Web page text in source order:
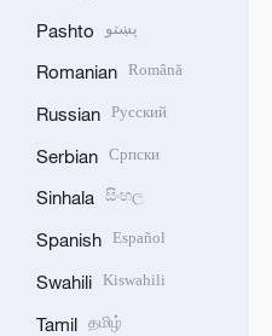
Pashto پښتو
Romanian Română
Russian Русский
Serbian Српски
Sinhala සිංහල
Spanish Español
Swahili Kiswahili
Tamil தமிழ்